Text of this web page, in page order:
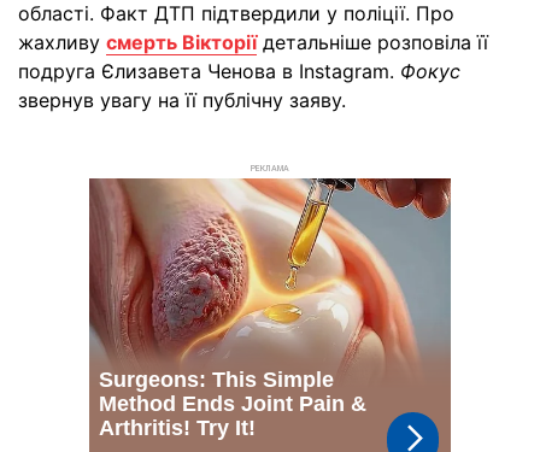
області. Факт ДТП підтвердили у поліції. Про
жахливу смерть Вікторіїдетальніше розповіла її
подруга Єлизавета Ченова в Instagram. Фокус
звернув увагу на її публічну заяву.
РЕКЛАМА